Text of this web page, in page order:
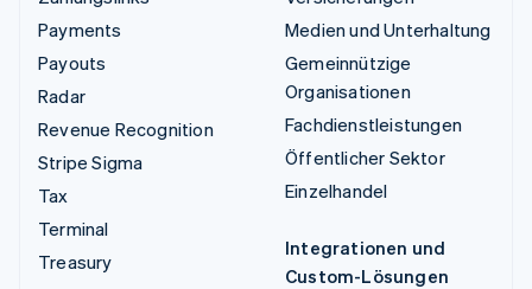
Payments
Payouts
Radar
Revenue Recognition
Stripe Sigma
Tax
Terminal
Treasury
Medien und Unterhaltung
Gemeinnützige
Organisationen
Fachdienstleistungen
Öffentlicher Sektor
Einzelhandel
Integrationen und
Custom-Lösungen